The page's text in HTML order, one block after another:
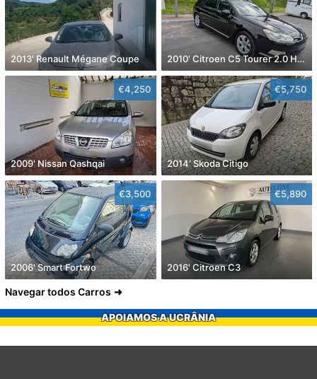
2013' Renault Mégane Coupe 2010' Citroen C5 Tourer 2.0 Hdi Exclusive
€4,250
2009' Nissan Qashqai
€5,750
2014' Skoda Citigo
€3,500
2006' Smart Fortwo
€5,890
2016' Citroen C3
Navegar todos Carros
APOIAMOS A UCRÂNIA